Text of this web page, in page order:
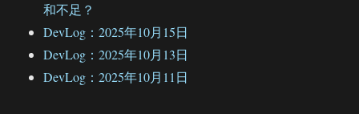
和不足？
DevLog：2025年10月15日
DevLog：2025年10月13日
DevLog：2025年10月11日